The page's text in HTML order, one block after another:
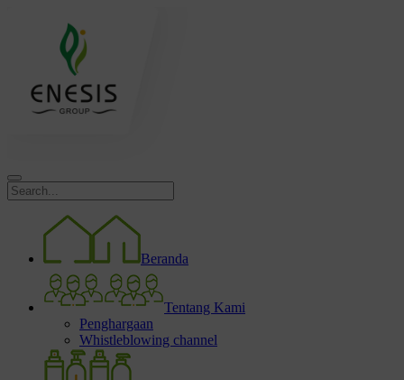
Beranda
Tentang Kami
Penghargaan
Whistleblowing channel